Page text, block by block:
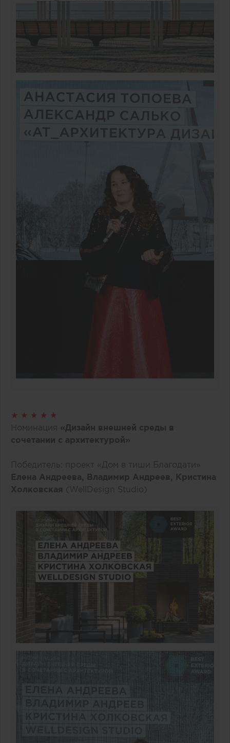
★ ★ ★ ★ ★
Номинация «Дизайн внешней среды в
сочетании с архитектурой»
Победитель: проект «Дом в тиши Благодати»
Елена Андреева, Владимир Андреев, Кристина
Холковская (WellDesign Studio)